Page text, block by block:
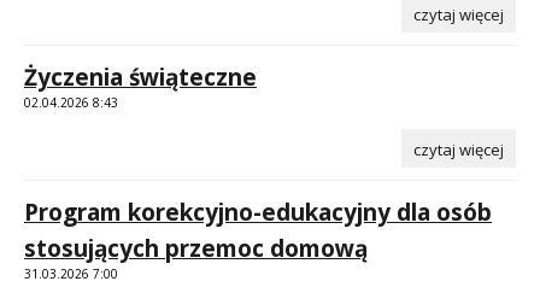
czytaj więcej
Życzenia świąteczne
02.04.2026 8:43
czytaj więcej
Program korekcyjno-edukacyjny dla osób
stosujących przemoc domową
31.03.2026 7:00